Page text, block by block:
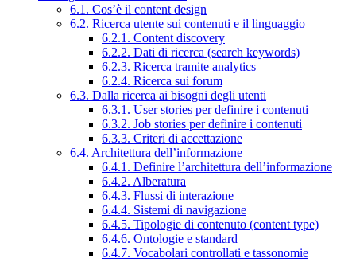
6.1. Cos’è il content design
6.2. Ricerca utente sui contenuti e il linguaggio
6.2.1. Content discovery
6.2.2. Dati di ricerca (search keywords)
6.2.3. Ricerca tramite analytics
6.2.4. Ricerca sui forum
6.3. Dalla ricerca ai bisogni degli utenti
6.3.1. User stories per definire i contenuti
6.3.2. Job stories per definire i contenuti
6.3.3. Criteri di accettazione
6.4. Architettura dell’informazione
6.4.1. Definire l’architettura dell’informazione
6.4.2. Alberatura
6.4.3. Flussi di interazione
6.4.4. Sistemi di navigazione
6.4.5. Tipologie di contenuto (content type)
6.4.6. Ontologie e standard
6.4.7. Vocabolari controllati e tassonomie